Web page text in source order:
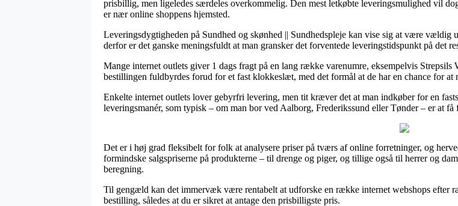
prisbillig, men ligeledes særdeles overkommelig. Den mest letkøbte leveringsmulighed vil
er nær online shoppens hjemsted.
Leveringsdygtigheden på Sundhed og skønhed || Sundhedspleje kan vise sig at være
derfor er det ganske meningsfuldt at man gransker det forventede leveringstidspunkt på det
Mange internet outlets giver 1 dags fragt på en lang række varenumre, eksempelvis
bestillingen fuldbyrdes forud for et fast klokkeslæt, med det formål at de har en chance for at
Enkelte internet outlets lover gebyrfri levering, men tit kræver det at man indkøber for en
leveringsmanér, som typisk – om man bor ved Aalborg, Frederikssund eller Tønder – er at
Det er i høj grad fleksibelt for folk at analysere priser på tværs af online forretninger, og
formindske salgspriserne på produkterne – til drenge og piger, og tillige også til herrer og
beregning.
Til gengæld kan det immervæk være rentabelt at udforske en række internet webshops efter
bestilling, således at du er sikret at antage den prisbilligste pris.